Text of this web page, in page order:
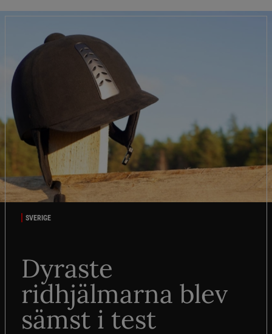
SVERIGE
Dyraste
ridhjälmarna blev
sämst i test